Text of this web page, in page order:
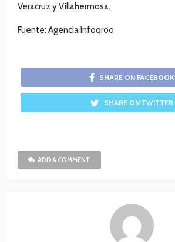
Veracruz y Villahermosa.
Fuente: Agencia Infoqroo
SHARE ON FACEBOOK
SHARE ON TWITTER
ADD A COMMENT